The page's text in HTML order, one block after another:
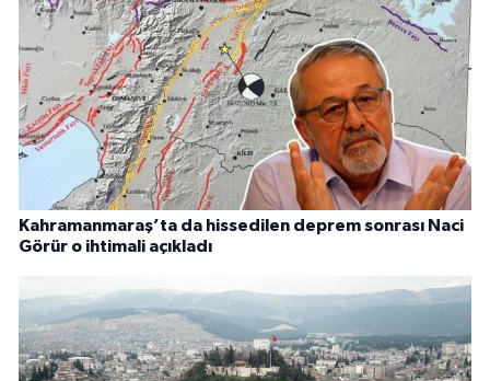
Kahramanmaraş’ta da hissedilen deprem sonrası Naci
Görür o ihtimali açıkladı